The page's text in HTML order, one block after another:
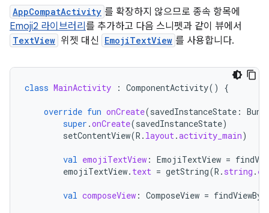
AppCompatActivity 를 확장하지 않으므로 종속 항목에
Emoji2 라이브러리 를 추가하고 다음 스니펫과 같이 뷰에서
TextView 위젯 대신 EmojiTextView 를 사용합니다.
class MainActivity : ComponentActivity() {
override fun onCreate(savedInstanceState :
super .onCreate(savedInstanceState)
setContentView(R . layout.activity_main)
val emojiTextView : EmojiTextView =
emojiTextView. text = getString(R . string .
val composeView : ComposeView =